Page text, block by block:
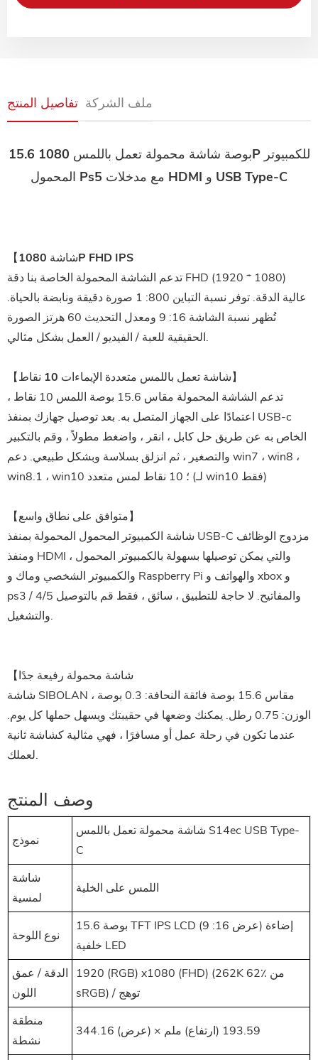
تفاصيل المنتج ملف الشركة
15.6 بوصة شاشة محمولة تعمل باللمس 1080P للكمبيوتر
المحمول Ps5 مع مدخلات HDMI و USB Type-C
【شاشة 1080P FHD IPS
تدعم الشاشة المحمولة الخاصة بنا دقة FHD (1920 * 1080)
عالية الدقة. توفر نسبة التباين 800: 1 صورة دقيقة ونابضة بالحياة.
تُظهر نسبة الشاشة 16: 9 ومعدل التحديث 60 هرتز الصورة
الحقيقية للعبة / الفيديو / العمل بشكل مثالي.
【شاشة تعمل باللمس متعددة الإيماءات 10 نقاط】
تدعم الشاشة المحمولة مقاس 15.6 بوصة اللمس 10 نقاط ،
اعتمادًا على الجهاز المتصل به. بعد توصيل جهازك بمنفذ USB-c
الخاص به عن طريق حل كابل ، انقر ، واضغط مطولاً ، وقم بالتكبير
والتصغير ، ثم انزلق بسلاسة وبشكل طبيعي. دعم win7 ، win8 ،
win8.1 ، win10 ؛ 10 نقاط لمس متعدد (لـ win10 فقط)
【متوافق على نطاق واسع】
شاشة الكمبيوتر المحمول المحمولة بمنفذ USB-C مزدوج الوظائف
ومنفذ HDMI ، والتي يمكن توصيلها بسهولة بالكمبيوتر المحمول
والكمبيوتر الشخصي وماك و Raspberry Pi والهواتف و xbox و
ps3 / 4/5 والمفاتيح. لا حاجة للتطبيق ، سائق ، فقط قم بالتوصيل
والتشغيل.
【شاشة محمولة رفيعة جدًا
شاشة SIBOLAN مقاس 15.6 بوصة فائقة النحافة: 0.3 بوصة ،
الوزن: 0.75 رطل. يمكنك وضعها في حقيبتك ويسهل حملها كل يوم.
عندما تكون في رحلة عمل أو مسافرًا ، فهي مثالية كشاشة ثانية
لعملك.
وصف المنتج
نموذج
شاشة محمولة تعمل باللمس S14ec USB Type-
C
شاشة
لمسية
اللمس على الخلية
نوع اللوحة
15.6 بوصة TFT IPS LCD (عرض 16: 9) إضاءة
خلفية LED
الدقة / عمق
اللون
1920 (RGB) x1080 (FHD) (262K 62٪ من
sRGB) / توهج
منطقة
نشطة
344.16 (عرض) × 193.59 (ارتفاع) ملم